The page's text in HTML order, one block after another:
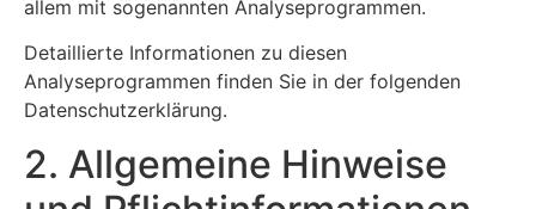
allem mit sogenannten Analyseprogrammen.
Detaillierte Informationen zu diesen
Analyseprogrammen finden Sie in der folgenden
Datenschutzerklärung.
2. Allgemeine Hinweise